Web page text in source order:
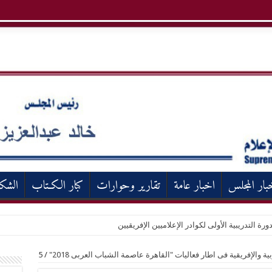
المجلس اخبار عامة تقارير وحوارات كبار الكـتاب
التدريبية الأولى لكوادر الإعلاميين الإفريقيين
فى اطار فعاليات "القاهرة عاصمة الشباب العربى 2018" /
5